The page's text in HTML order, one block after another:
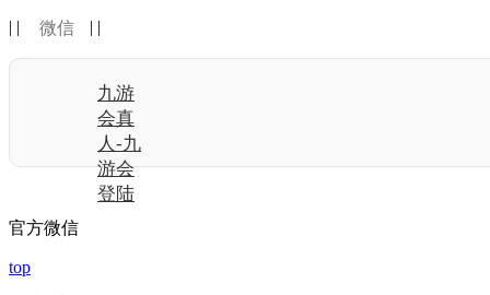
| | 微信 | |
九游
会真
人-九
游会
登陆
官方微信
top